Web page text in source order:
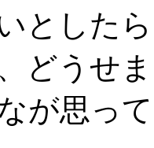
とした
どうせ
が思っ